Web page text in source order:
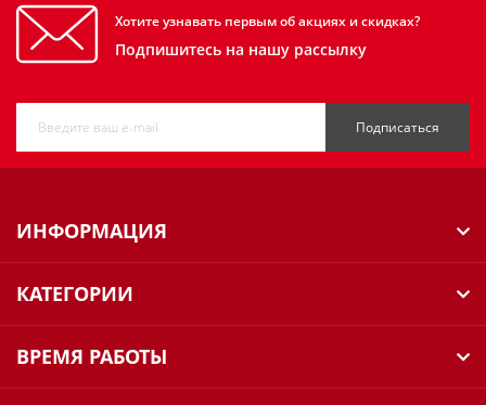
Хотите узнавать первым об акциях и скидках?
Подпишитесь на нашу рассылку
Подписаться
ИНФОРМАЦИЯ
КАТЕГОРИИ
ВРЕМЯ РАБОТЫ